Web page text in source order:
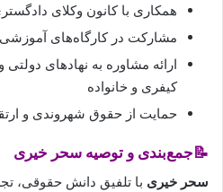
همکاری با کانون وکلای
مشارکت در کارگاه‌های
ارائه مشاوره به نهادهای
کیفری و خانواده
حمایت از حقوق شهروندی و
📝جمع‌بندی و توصیه سحر خیری
سحر خیری با تلفیق دانش حقوقی،